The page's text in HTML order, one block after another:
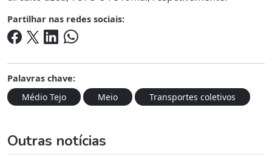
Partilhar nas redes sociais:
Palavras chave:
Médio Tejo
Meio Transportes coletivos
Outras notícias